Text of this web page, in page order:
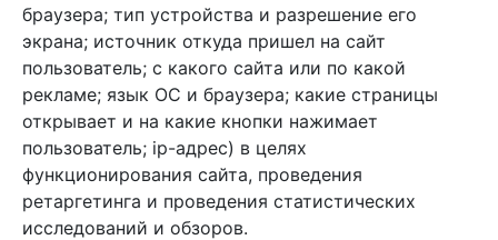
Арбен текстиль г. Щелково, пер.
1-й Советский д.25, владение 2.
Мы в соц. сетях
браузера; тип устройства и разрешение его
экрана; источник откуда пришел на сайт
пользователь; с какого сайта или по какой
рекламе; язык ОС и браузера; какие страницы
открывает и на какие кнопки нажимает
пользователь; ip-адрес) в целях
функционирования сайта, проведения
ретаргетинга и проведения статистических
исследований и обзоров.